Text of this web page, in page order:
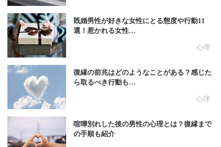
心理
既婚男性が好きな女性にとる態度や行動11
選！惹かれる女性…
心理
復縁の前兆はどのようなことがある？感じた
ら取るべき行動も…
喧嘩別れした後の男性の心理とは？復縁まで
の手順も紹介